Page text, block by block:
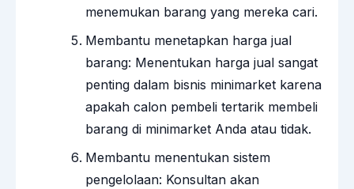
menemukan barang yang mereka cari.
Membantu menetapkan harga jual
barang: Menentukan harga jual sangat
penting dalam bisnis minimarket karena
apakah calon pembeli tertarik membeli
barang di minimarket Anda atau tidak.
Membantu menentukan sistem
pengelolaan: Konsultan akan